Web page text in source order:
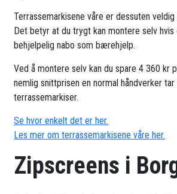
Terrassemarkisene våre er dessuten
Det betyr at du trygt kan montere selv
behjelpelig nabo som bærehjelp.
Ved å montere selv kan du spare 4 360 kr
nemlig snittprisen en normal håndverker
terrassemarkiser.
Se hvor enkelt det er her.
Les mer om terrassemarkisene våre her.
Zipscreens i